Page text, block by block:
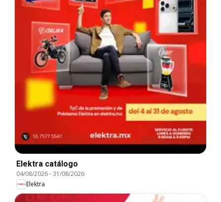
Elektra catálogo
04/08/2026-31/08/2026
Elektra